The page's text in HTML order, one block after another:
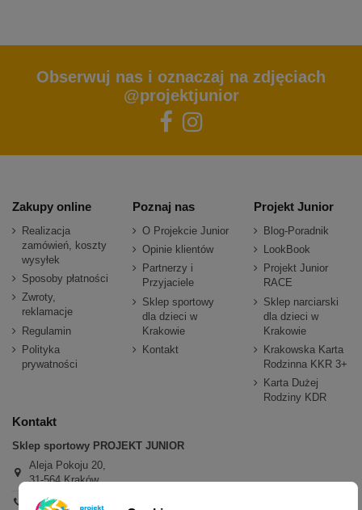
Obserwuj nas i oznaczaj na zdjęciach
@projektjunior
Zakupy online
Realizacja
zamówień, koszty
wysyłek
Sposoby płatności
Zwroty,
reklamacje
Regulamin
Polityka
prywatności
Poznaj nas
O Projekcie Junior
Opinie klientów
Partnerzy i
Przyjaciele
Sklep sportowy
dla dzieci w
Krakowie
Kontakt
Projekt Junior
Blog-Poradnik
LookBook
Projekt Junior
RACE
Sklep narciarski
dla dzieci w
Krakowie
Krakowska Karta
Rodzinna KKR 3+
Karta Dużej
Rodziny KDR
Kontakt
Sklep sportowy PROJEKT JUNIOR
Aleja Pokoju 20,
31-564 Kraków
+48 600 779 897